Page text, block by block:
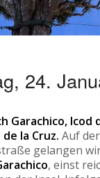
24.
Garachico, Icod
la Cruz. Auf
gelangen
, einst